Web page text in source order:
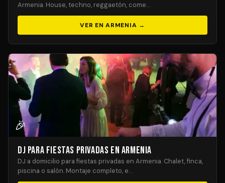
Armenia. House, techno, reggaetón, come…
VER EN ARMENIA →
🎉
DJ para Fiestas Privadas en Armenia
DJ a domicilio para fiestas privadas en Armenia. Chalet, finca,
piscina o salón. Montaje completo, e…